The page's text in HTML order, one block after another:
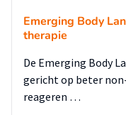
Emerging Body
therapie
De Emerging Body
gericht op beter
reageren …